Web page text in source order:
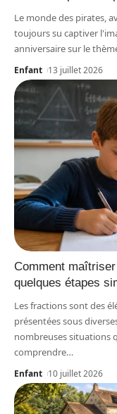
Le monde des pirates,
toujours su captiver
anniversaire sur le
Enfant 13 juillet 2026
Comment
quelques étapes
Les fractions sont des
présentées sous
nombreuses situations
comprendre…
Enfant 10 juillet 2026